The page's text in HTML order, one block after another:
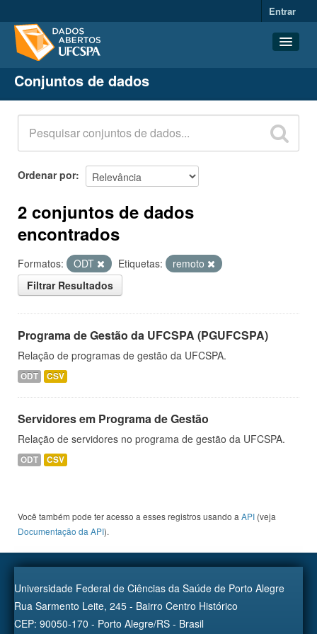
Entrar
Conjuntos de dados
Organizações
Grupos
Sobre
Conjuntos de dados
Ordenar por
2 conjuntos de dados
encontrados
Formatos: ODT Etiquetas:
remoto
Filtrar Resultados
Programa de Gestão da UFCSPA (PGUFCSPA)
Relação de programas de gestão da UFCSPA.
ODT CSV
Servidores em Programa de Gestão
Relação de servidores no programa de gestão da UFCSPA.
ODT CSV
Você também pode ter acesso a esses registros usando a API (veja
Documentação da API).
Universidade Federal de Ciências da Saúde de Porto Alegre
Rua Sarmento Leite, 245 - Bairro Centro Histórico
CEP: 90050-170 - Porto Alegre/RS - Brasil